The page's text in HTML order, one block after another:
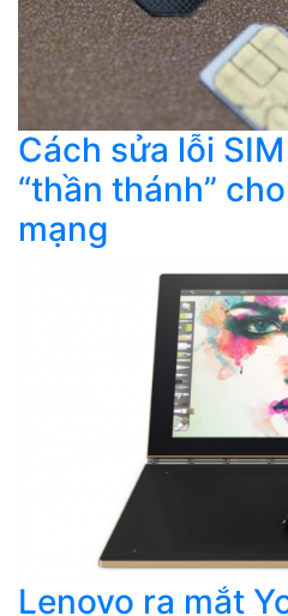
Cách sửa lỗi
“thần thánh”
mạng
Lenovo ra mắt